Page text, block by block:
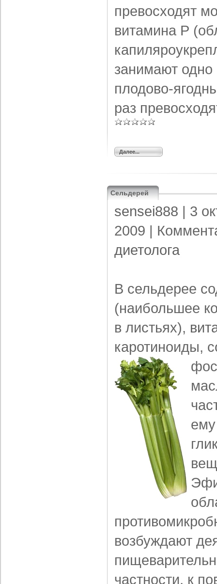
пре­восходят
витамина Р
занимают
плодово-
раз
Далее...
Сельдерей
sensei888 | 3
2009 |
диетолога
В сельдерее
(наибольшее
в листьях),
каротиноиды,
возбуждают
част­ности, к